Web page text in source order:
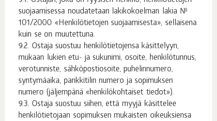
suojaamisessa noudatetaan lakikokoelman lakia №
101/2000 «Henkilötietojen suojaamisesta», sellaisena
kuin se on muutettuna.
Ostaja suostuu henkilötietojensa käsittelyyn,
mukaan lukien etu- ja sukunimi, osoite, henkilötunnus,
verotunniste, sähköpostiosoite, puhelinnumero,
syntymäaika, pankkitilin numero ja sopimuksen
numero (jäljempänä «henkilökohtaiset tiedot»).
Ostaja suostuu siihen, että myyjä käsittelee
henkilötietojaan sopimuksen mukaisten oikeuksiensa